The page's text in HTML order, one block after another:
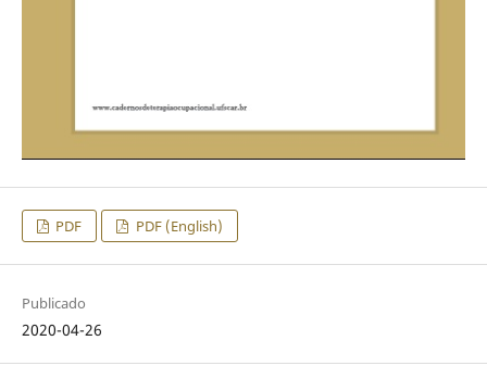
PDF PDF (English)
Publicado
2020-04-26